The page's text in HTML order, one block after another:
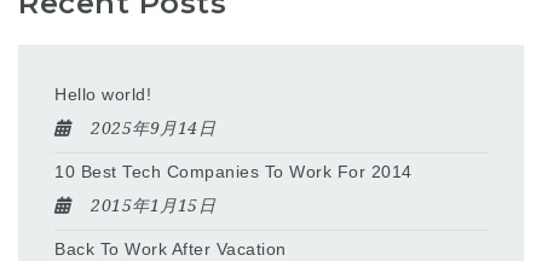
Hello world!
2025年9月14日
10 Best Tech Companies To Work For 2014
2015年1月15日
Back To Work After Vacation